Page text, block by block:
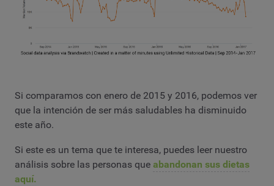
Si comparamos con enero de 2015 y 2016, podemos ver
que la intención de ser más saludables ha disminuido
este año.
Si este es un tema que te interesa, puedes leer nuestro
análisis sobre las personas que abandonan sus dietas
aquí.